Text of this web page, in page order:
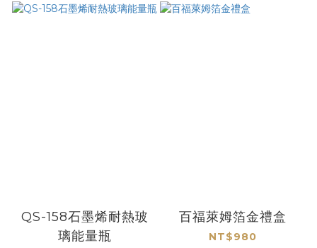
QS-158石墨烯耐熱玻
璃能量瓶
百福萊姆箔金禮盒
NT$980